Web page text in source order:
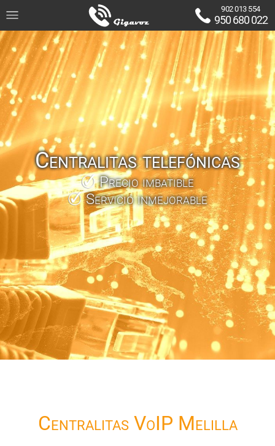
902 013 554
950 680 022
Centralitas telefónicas
Precio imbatible
Servicio inmejorable
Centralitas VoIP Melilla